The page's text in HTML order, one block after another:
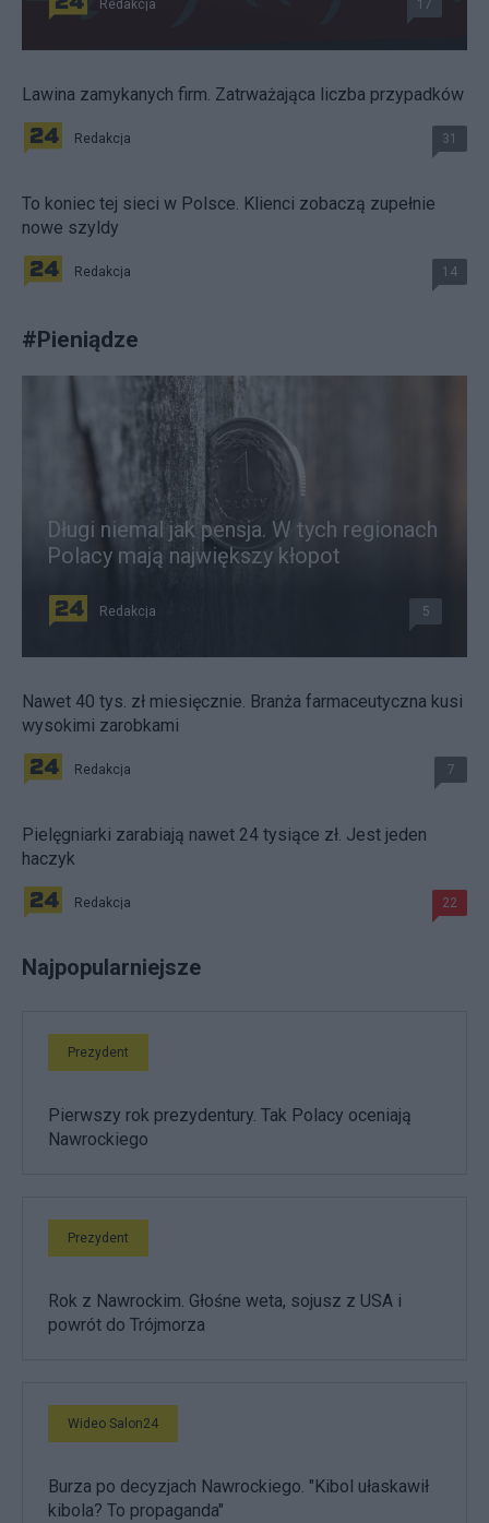
Redakcja 17
Lawina zamykanych firm. Zatrważająca liczba przypadków
Redakcja 31
To koniec tej sieci w Polsce. Klienci zobaczą zupełnie
nowe szyldy
Redakcja 14
#Pieniądze
Długi niemal jak pensja. W tych regionach
Polacy mają największy kłopot
Redakcja 5
Nawet 40 tys. zł miesięcznie. Branża farmaceutyczna kusi
wysokimi zarobkami
Redakcja 7
Pielęgniarki zarabiają nawet 24 tysiące zł. Jest jeden
haczyk
Redakcja 22
Najpopularniejsze
Prezydent
Pierwszy rok prezydentury. Tak Polacy oceniają
Nawrockiego
Prezydent
Rok z Nawrockim. Głośne weta, sojusz z USA i
powrót do Trójmorza
Wideo Salon24
Burza po decyzjach Nawrockiego. "Kibol ułaskawił
kibola? To propaganda"